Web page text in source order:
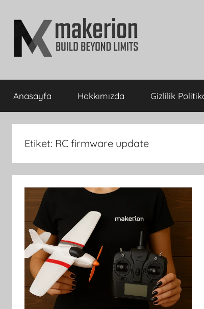
atla
makerion
Blog
Beyond
Limits
Anasayfa Hakkımızda Gizlilik
Etiket: RC firmware update